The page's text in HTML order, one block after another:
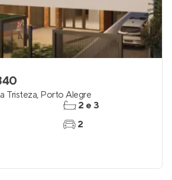
Tristeza, Porto Alegre
2 e 3
2